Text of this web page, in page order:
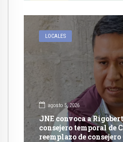
LOCALES
agosto 5, 2026
JNE convoca a
consejero temporal de
reemplazo de